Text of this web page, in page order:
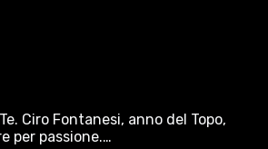
Ciro Fontanesi, anno del Topo,
per passione.…